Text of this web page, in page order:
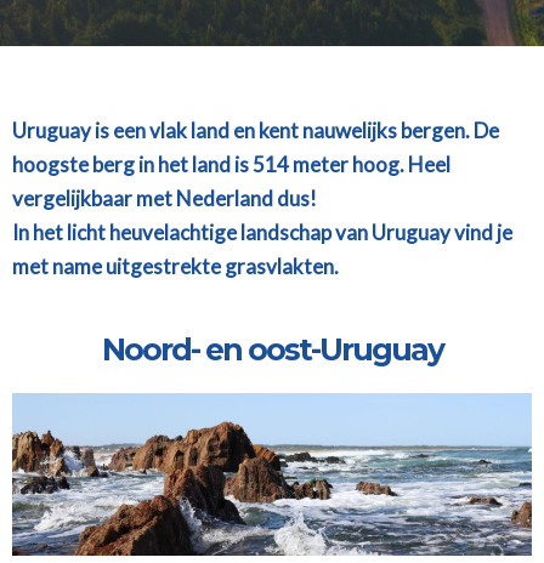
Uruguay is een vlak land en kent nauwelijks bergen. De
hoogste berg in het land is 514 meter hoog. Heel
vergelijkbaar met Nederland dus!
In het licht heuvelachtige landschap van Uruguay vind je
met nameuitgestrekte grasvlakten.
Noord- en oost-Uruguay